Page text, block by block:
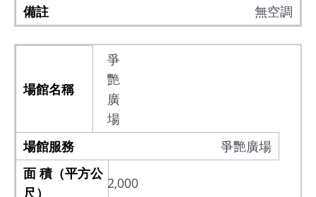
無空調
爭
艷
廣
場
爭艷廣場
2,000